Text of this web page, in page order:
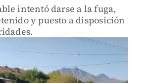
intentó darse a la fuga,
y puesto a disposición